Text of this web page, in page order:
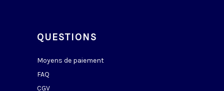
QUESTIONS
Moyens de paiement
FAQ
CGV